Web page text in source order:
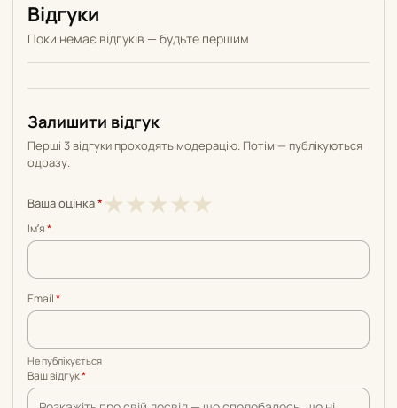
Відгуки
Поки немає відгуків — будьте першим
Залишити відгук
Перші 3 відгуки проходять модерацію. Потім — публікуються
одразу.
Ваша оцінка* ★
5
★4
5
★3
5
★2
5
★1
5
Імʼя*
Email*
Не публікується
Ваш відгук*